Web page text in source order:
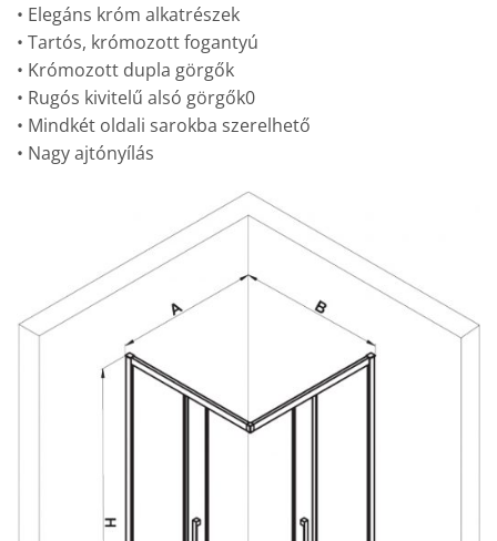
• Elegáns króm alkatrészek
• Tartós, krómozott fogantyú
• Krómozott dupla görgők
• Rugós kivitelű alsó görgők0
• Mindkét oldali sarokba szerelhető
• Nagy ajtónyílás